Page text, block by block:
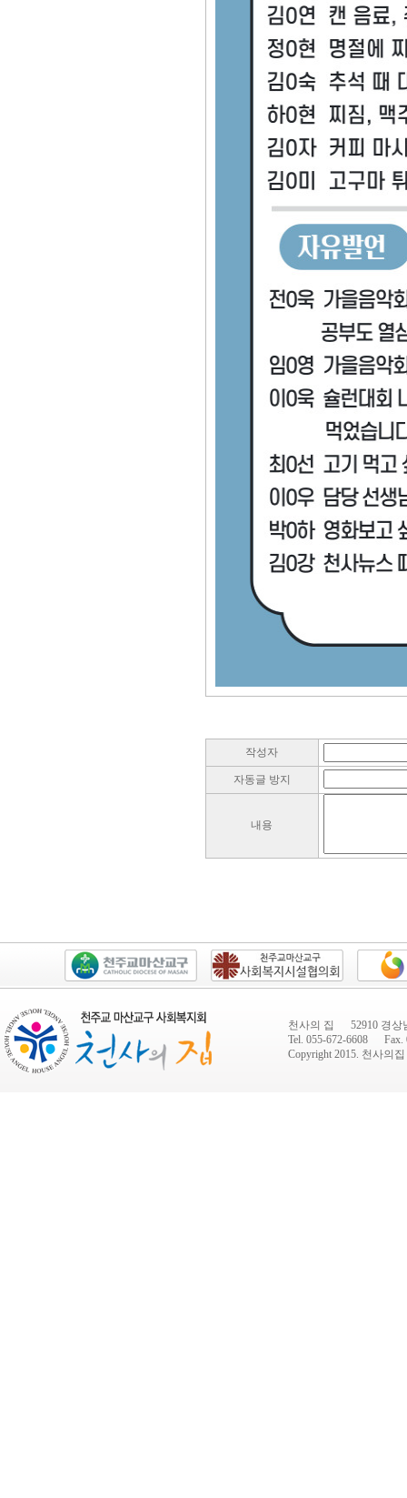
작성자
자동글 방지
내용
천사의 집 52910 경상
Tel. 055-672-6608 Fax.
Copyright 2015. 천사의집